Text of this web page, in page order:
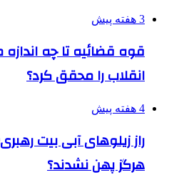
3 هفته پیش
قوه قضائیه تا چه
انقلاب را محقق کرد؟
4 هفته پیش
راز زیلوهای آبی بیت
هرگز پهن نشدند؟